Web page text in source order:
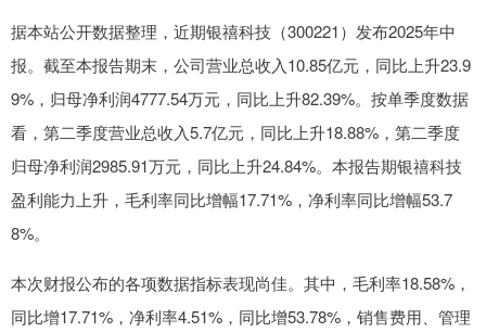
据本站公开数据整理，近期银禧科技（300221）发布2025年中
报。截至本报告期末，公司营业总收入10.85亿元，同比上升23.9
9%，归母净利润4777.54万元，同比上升82.39%。按单季度数据
看，第二季度营业总收入5.7亿元，同比上升18.88%，第二季度
归母净利润2985.91万元，同比上升24.84%。本报告期银禧科技
盈利能力上升，毛利率同比增幅17.71%，净利率同比增幅53.7
8%。
本次财报公布的各项数据指标表现尚佳。其中，毛利率18.58%，
同比增17.71%，净利率4.51%，同比增53.78%，销售费用、管理